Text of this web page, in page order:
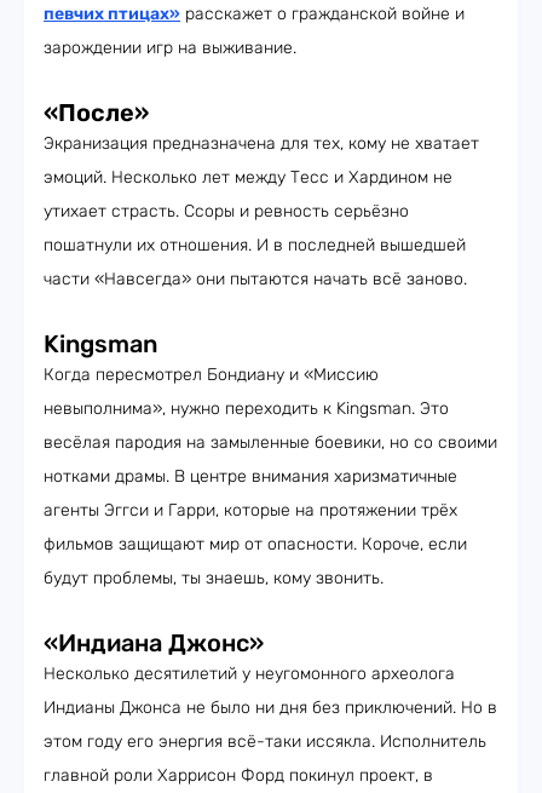
певчих птицах» расскажет о гражданской войне и
зарождении игр на выживание.
«После»
Экранизация предназначена для тех, кому не хватает
эмоций. Несколько лет между Тесс и Хардином не
утихает страсть. Ссоры и ревность серьёзно
пошатнули их отношения. И в последней вышедшей
части «Навсегда» они пытаются начать всё заново.
Kingsman
Когда пересмотрел Бондиану и «Миссию
невыполнима», нужно переходить к Kingsman. Это
весёлая пародия на замыленные боевики, но со своими
нотками драмы. В центре внимания харизматичные
агенты Эггси и Гарри, которые на протяжении трёх
фильмов защищают мир от опасности. Короче, если
будут проблемы, ты знаешь, кому звонить.
«Индиана Джонс»
Несколько десятилетий у неугомонного археолога
Индианы Джонса не было ни дня без приключений. Но в
этом году его энергия всё-таки иссякла. Исполнитель
главной роли Харрисон Форд покинул проект, в